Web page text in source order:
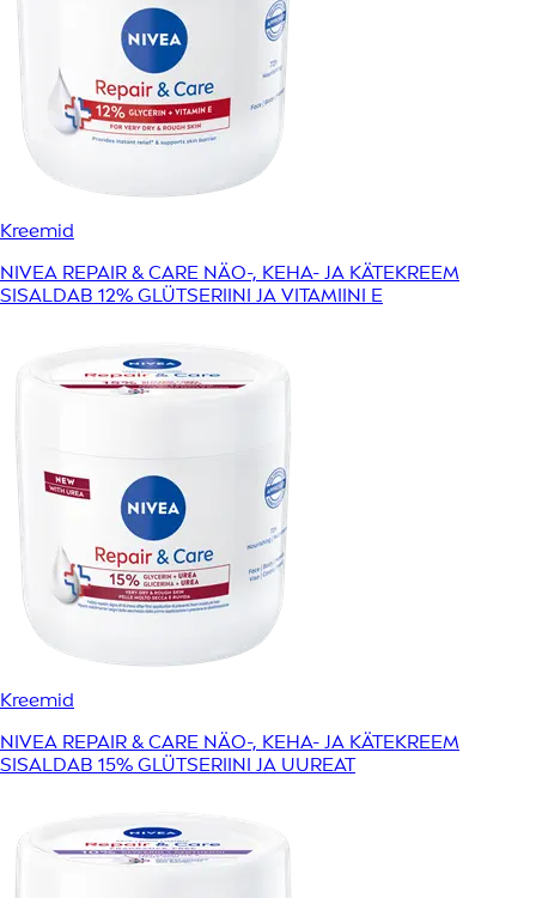
Kreemid
NIVEA REPAIR & CARE NÄO-, KEHA- JA KÄTEKREEM
SISALDAB 12% GLÜTSERIINI JA VITAMIINI E
Kreemid
NIVEA REPAIR & CARE NÄO-, KEHA- JA KÄTEKREEM
SISALDAB 15% GLÜTSERIINI JA UUREAT